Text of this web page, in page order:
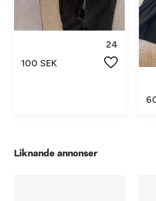
24
100 SEK
Liknande annonser